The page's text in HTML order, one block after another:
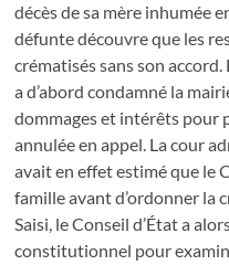
décès de sa mère inhumée
défunte découvre que les
crématisés sans son
a d’abord condamné la
dommages et intérêts pour
annulée en appel. La cour
avait en effet estimé que le
famille avant d’ordonner la
Saisi, le Conseil d’État a
constitutionnel pour